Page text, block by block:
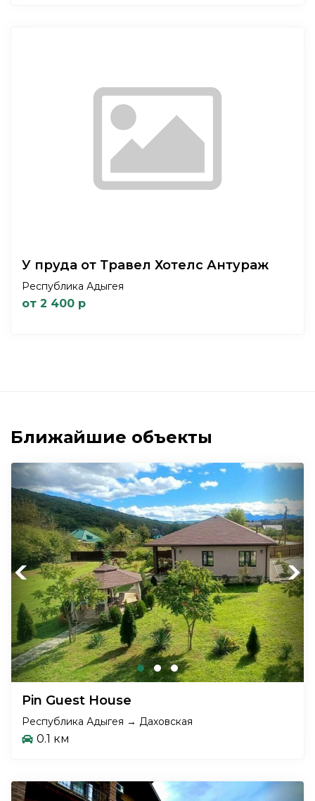
У пруда от Травел Хотелс Антураж
Республика Адыгея
от 2 400 р
Ближайшие объекты
Previous Next
Pin Guest House
Республика Адыгея → Даховская
0.1 км